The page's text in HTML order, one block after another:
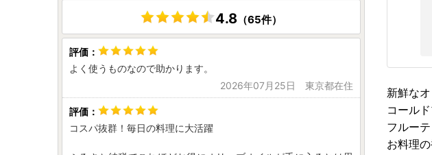
新鮮な
コール
フルー
お料理
4.8 （65件）
よく使うものなので助かります。
2026年07月25日 東京都在住
コスパ抜群！毎日の料理に大活躍